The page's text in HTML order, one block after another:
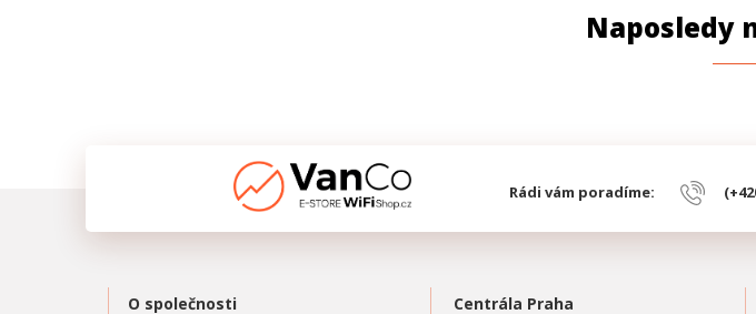
Naposledy
Rádi vám poradíme:
O společnosti Centrála Praha